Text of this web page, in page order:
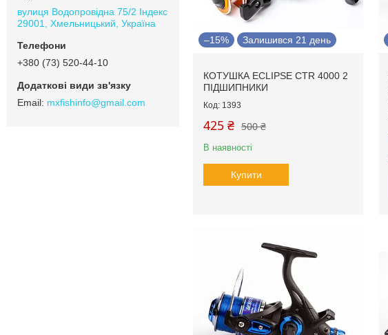
–15% Залишився 21 день
КОТУШКА ECLIPSE CTR 4000 2
ПІДШИПНИКИ
1393
500 ₴
425 ₴
В наявності
Купити
вулиця Водопровідна 75/2 Індекс
29001, Хмельницький, Україна
+380 (73) 520-44-10
mxfishinfo@gmail.com